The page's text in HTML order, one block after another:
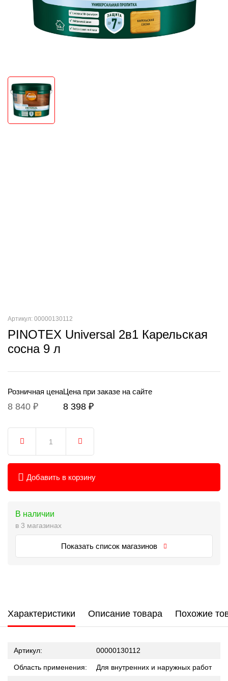
Артикул: 00000130112
PINOTEX Universal 2в1 Карельская
сосна 9 л
Розничная цена
8 840 ₽
Цена при заказе на сайте
8 398 ₽
Добавить в корзину
В наличии
в 3 магазинах
Показать список магазинов
Характеристики Описание товара Похожие
Артикул: 00000130112
Область применения: Для внутренних и наружных работ